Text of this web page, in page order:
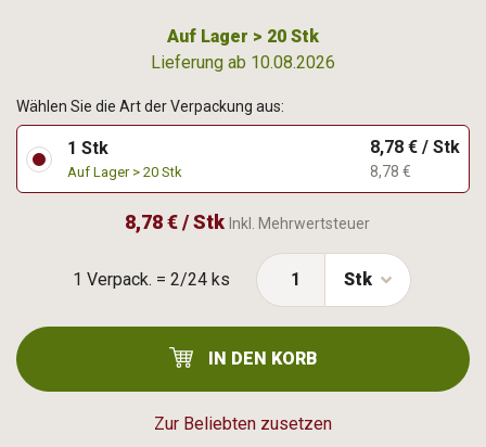
Auf Lager > 20 Stk
Lieferung ab 10.08.2026
1 Verpack. = 2/24 ks
Zur Beliebten zusetzen
Wählen Sie die Art der Verpackung aus:
1 Stk
Auf Lager > 20 Stk
8,78 € / Stk
8,78 €
8,78 € / Stk Inkl. Mehrwertsteuer
Stk
IN DEN KORB